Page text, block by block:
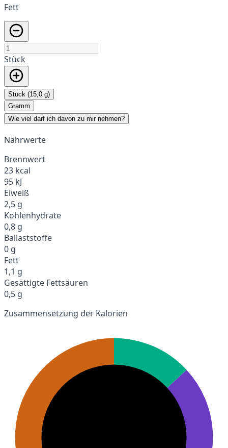
Fett
Stück
Stück (15,0 g)
Gramm
Wie viel darf ich davon zu mir nehmen?
Nährwerte
Brennwert
23 kcal
95 kJ
Eiweiß
2,5 g
Kohlenhydrate
0,8 g
Ballaststoffe
0 g
Fett
1,1 g
Gesättigte Fettsäuren
0,5 g
Zusammensetzung der Kalorien